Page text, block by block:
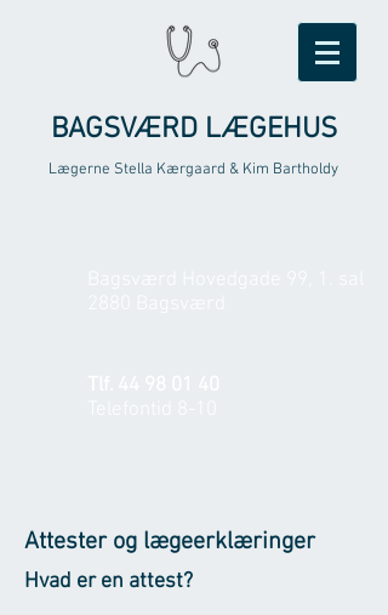
BAGSVÆRD LÆGEHUS
Lægerne Stella Kærgaard & Kim Bartholdy
Attester og lægeerklæringer
Hvad er en attest?